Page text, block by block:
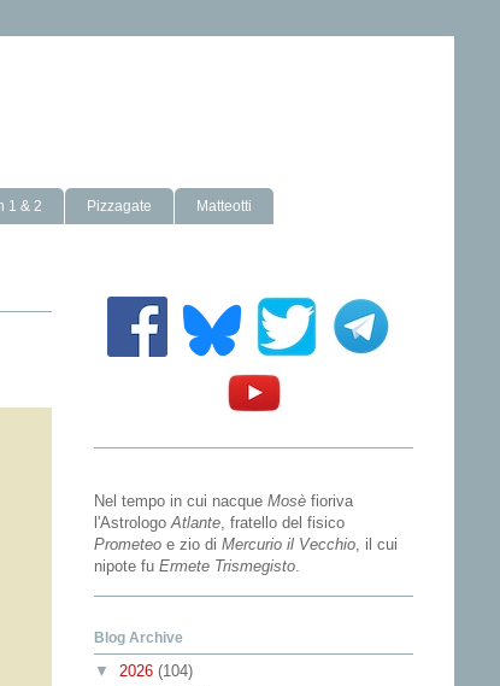
1 & 2 Pizzagate Matteotti
Nel tempo in cui nacque Mosè fioriva
l'Astrologo Atlante , fratello del fisico
Prometeo e zio di Mercurio il Vecchio , il cui
nipote fu Ermete Trismegisto
Blog Archive
▼ 2026 (104)